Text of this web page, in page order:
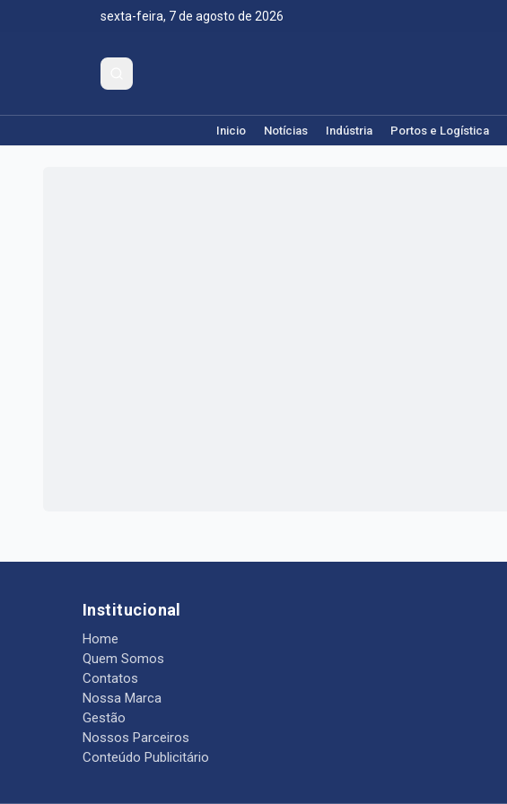
sexta-feira, 7 de agosto de 2026
Inicio Notícias Indústria Portos e Logística
Institucional
Home
Quem Somos
Contatos
Nossa Marca
Gestão
Nossos Parceiros
Conteúdo Publicitário